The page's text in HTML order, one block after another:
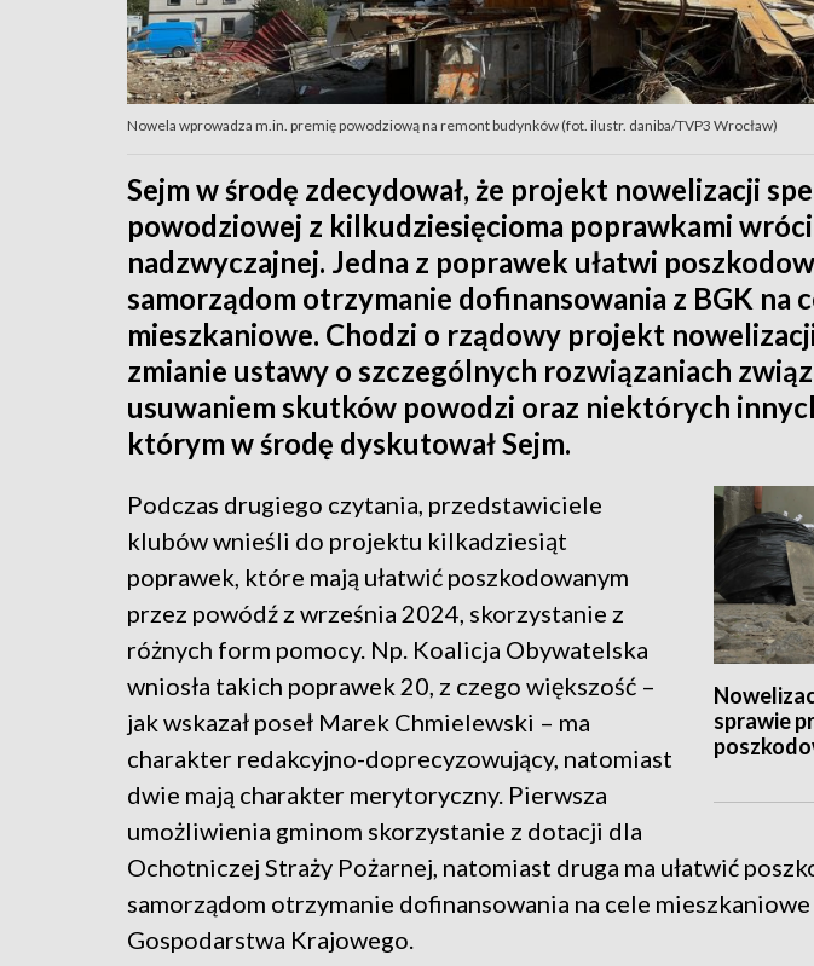
Nowela wprowadza m.in. premię powodziową na remont budynków (fot. ilustr. daniba/TVP3 Wrocław)
Sejm w środę zdecydował, że projekt nowelizacji
powodziowej z kilkudziesięcioma poprawkami
nadzwyczajnej. Jedna z poprawek ułatwi
samorządom otrzymanie dofinansowania z BGK na
mieszkaniowe. Chodzi o rządowy projekt
zmianie ustawy o szczególnych rozwiązaniach
usuwaniem skutków powodzi oraz niektórych
którym w środę dyskutował Sejm.
sprawie
Podczas drugiego czytania, przedstawiciele
klubów wnieśli do projektu kilkadziesiąt
poprawek, które mają ułatwić poszkodowanym
przez powódź z września 2024, skorzystanie z
różnych form pomocy. Np. Koalicja Obywatelska
wniosła takich poprawek 20, z czego większość –
jak wskazał poseł Marek Chmielewski – ma
charakter redakcyjno-doprecyzowujący, natomiast
dwie mają charakter merytoryczny. Pierwsza
umożliwienia gminom skorzystanie z dotacji dla
Ochotniczej Straży Pożarnej, natomiast druga ma ułatwić
samorządom otrzymanie dofinansowania na cele mieszkaniowe
Gospodarstwa Krajowego.